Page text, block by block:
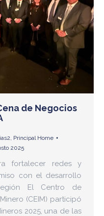
de Negocios
Principal Home
2025
fortalecer redes y
con el desarrollo
El Centro de
(CEIM) participó
2025, una de las